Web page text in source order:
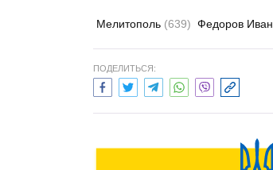
Мелитополь (639) Федоров Иван
ПОДЕЛИТЬСЯ: